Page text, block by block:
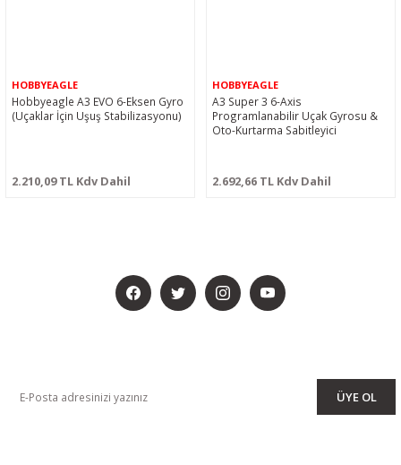
HOBBYEAGLE
Hobbyeagle A3 EVO 6-Eksen Gyro
(Uçaklar İçin Uşuş Stabilizasyonu)
2.210,09 TL Kdv Dahil
HOBBYEAGLE
A3 Super 3 6-Axis
Programlanabilir Uçak Gyrosu &
Oto-Kurtarma Sabitleyici
2.692,66 TL Kdv Dahil
ÜYE OL